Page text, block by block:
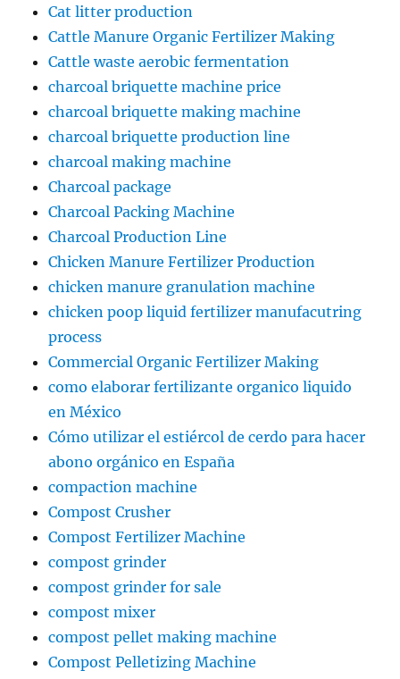
Cat litter production
Cattle Manure Organic Fertilizer Making
Cattle waste aerobic fermentation
charcoal briquette machine price
charcoal briquette making machine
charcoal briquette production line
charcoal making machine
Charcoal package
Charcoal Packing Machine
Charcoal Production Line
Chicken Manure Fertilizer Production
chicken manure granulation machine
chicken poop liquid fertilizer manufacutring
process
Commercial Organic Fertilizer Making
como elaborar fertilizante organico liquido
en México
Cómo utilizar el estiércol de cerdo para hacer
abono orgánico en España
compaction machine
Compost Crusher
Compost Fertilizer Machine
compost grinder
compost grinder for sale
compost mixer
compost pellet making machine
Compost Pelletizing Machine